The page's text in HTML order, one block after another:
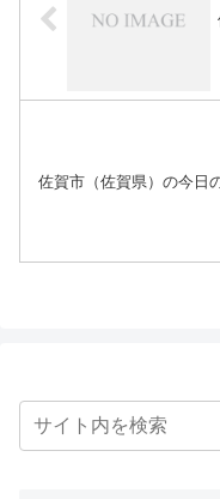
佐賀市（佐賀県）の今日